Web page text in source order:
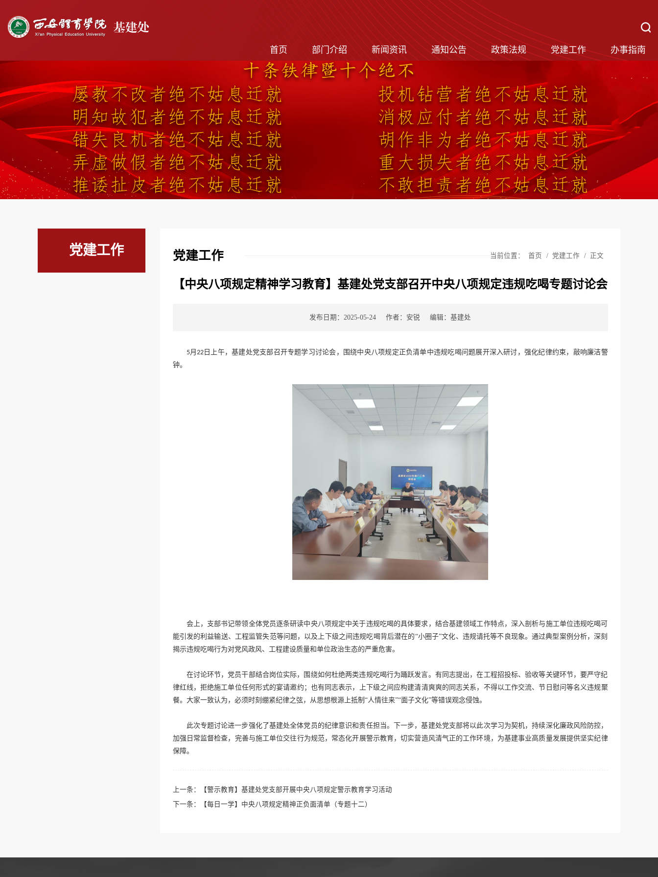
首页 部门介绍 新闻资讯 通知公告 政策法规 党建工作 办事指南
党建工作 党建工作 当前位置： 首页 / 党建工作 / 正文
【中央八项规定精神学习教育】基建处党支部召开中央八项规定违规吃喝专题讨论会
发布日期：2025-05-24 作者：安锐 编辑：基建处
5月 22日上午，基建处党支部召开专题学习讨论会，围绕中央八项规定正负清单中违规吃喝问题展开深入研讨，强化纪律约束，敲响廉洁警
钟。
会上，支部书记带领全体党员逐条研读中央八项规定中关于违规吃喝的具体要求，结合基建领域工作特点，深入剖析与施工单位违规吃喝可
能引发的利益输送、工程监管失范等问题，以及上下级之间违规吃喝背后潜在的“小圈子”文化、违规请托等不良现象。通过典型案例分析，深刻
揭示违规吃喝行为对党风政风、工程建设质量和单位政治生态的严重危害。
在讨论环节，党员干部结合岗位实际，围绕如何杜绝两类违规吃喝行为踊跃发言。有同志提出，在工程招投标、验收等关键环节，要严守纪
律红线，拒绝施工单位任何形式的宴请邀约；也有同志表示，上下级之间应构建清清爽爽的同志关系，不得以工作交流、节日慰问等名义违规聚
餐。大家一致认为，必须时刻绷紧纪律之弦，从思想根源上抵制 “人情往来”“面子文化”等错误观念侵蚀。
此次专题讨论进一步强化了基建处全体党员的纪律意识和责任担当。下一步，基建处党支部将以此次学习为契机，持续深化廉政风险防控，
加强日常监督检查，完善与施工单位交往行为规范，常态化开展警示教育，切实营造风清气正的工作环境，为基建事业高质量发展提供坚实纪律
保障。
上一条：
【警示教育】基建处党支部开展中央八项规定警示教育学习活动
下一条：
【每日一学】中央八项规定精神正负面清单（专题十二）